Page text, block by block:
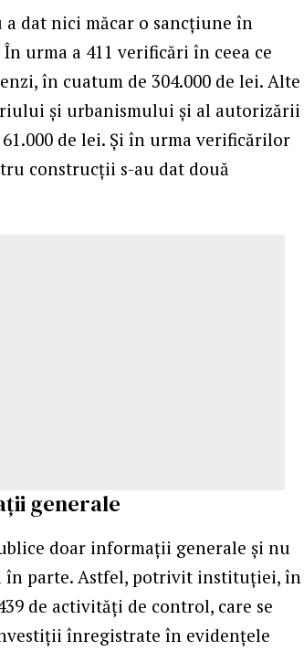
dat nici măcar o sancţiune în
urma a 411 verificări în ceea ce
în cuatum de 304.000 de lei. Alte
și urbanismului și al autorizării
de lei. Şi în urma verificărilor
construcții s-au dat două
generale
doar informaţii generale şi nu
în parte. Astfel, potrivit instituţiei, în
de activități de control, care se
înregistrate în evidențele